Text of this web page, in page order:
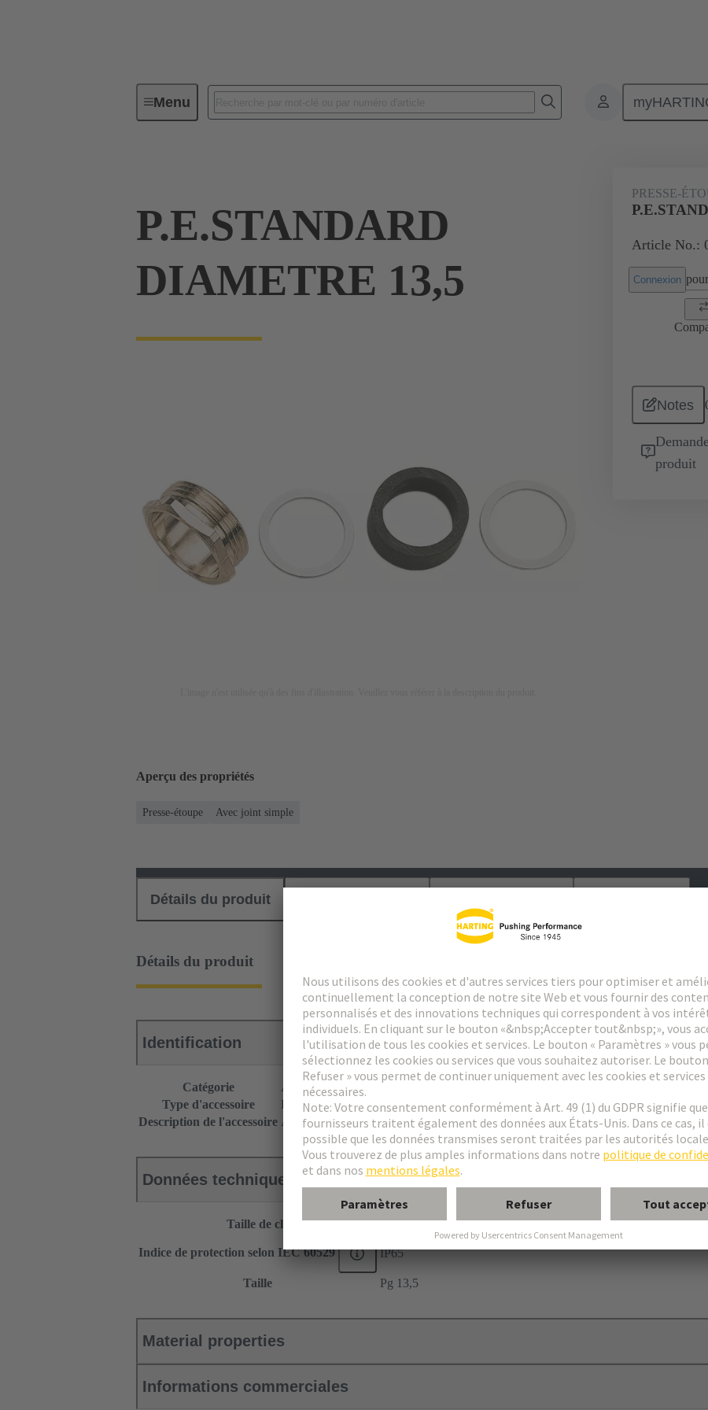
MenuConnecteurs industriels / Han® Accessoires Presse-
P.E.STANDARD
DIAMETRE 13,5
PRESSE-
Article No.:
Connexion
Notes
produit
Aperçu des propriétés
Presse-étoupe Avec joint simple
Détails du produit
Détails du produit
Identification
Catégorie
Accessoires
Type d'accessoire
Presse-étoupe
Description de l'accessoire Avec joint simple
Données techniques
Taille de clé 20
Indice de protection selon IEC 60529 IP65
Taille Pg 13,5
Material properties
Informations commerciales